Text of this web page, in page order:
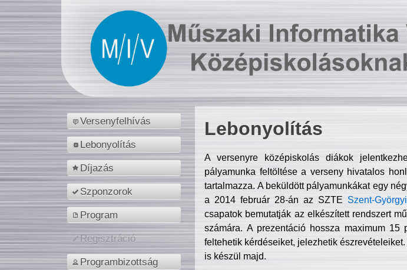
Versenyfelhívás
Lebonyolítás
Díjazás
Szponzorok
Program
Regisztráció
Programbizottság
Lebonyolítás
A versenyre középiskolás diákok
pályamunka feltöltése a verseny hivatalos
tartalmazza. A beküldött pályamunkákat egy
a 2014 február 28-án az SZTE Szent-
csapatok bemutatják az elkészített rendszert
számára. A prezentáció hossza maximum
feltehetik kérdéseiket, jelezhetik
is készül majd.